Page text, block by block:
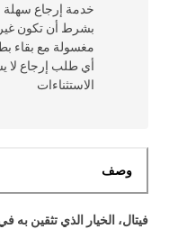
بشرط أن تكون
مغسولة مع بقاء
أي طلب إرجاع لا
الاستثناءات
وصف
فيتال، الخيار الذي تثقين به